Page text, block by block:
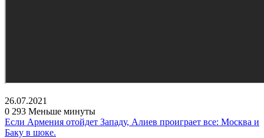
26.07.2021
0 293 Меньше минуты
Если Армения отойдет Западу, Алиев проиграет все: Москва и
Баку в шоке.